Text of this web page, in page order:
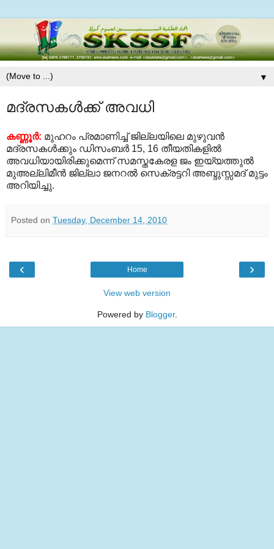
▼
മദ്രസകള്‍ക്ക് അവധി
കണ്ണൂര്‍: മുഹറം പ്രമാണിച്ച് ജില്ലയിലെ മുഴുവന്‍
മദ്രസകള്‍ക്കും ഡിസംബര്‍ 15, 16 തീയതികളില്‍
അവധിയായിരിക്കുമെന്ന് സമസ്തകേരള ജം ഇയ്യത്തുല്‍
മുഅല്ലിമീന്‍ ജില്ലാ ജനറല്‍ സെക്രട്ടറി അബ്ദുസ്സമദ് മുട്ടം
അറിയിച്ചു.
Posted on Tuesday, December 14, 2010
‹ ›
Home
View web version
Powered by Blogger.